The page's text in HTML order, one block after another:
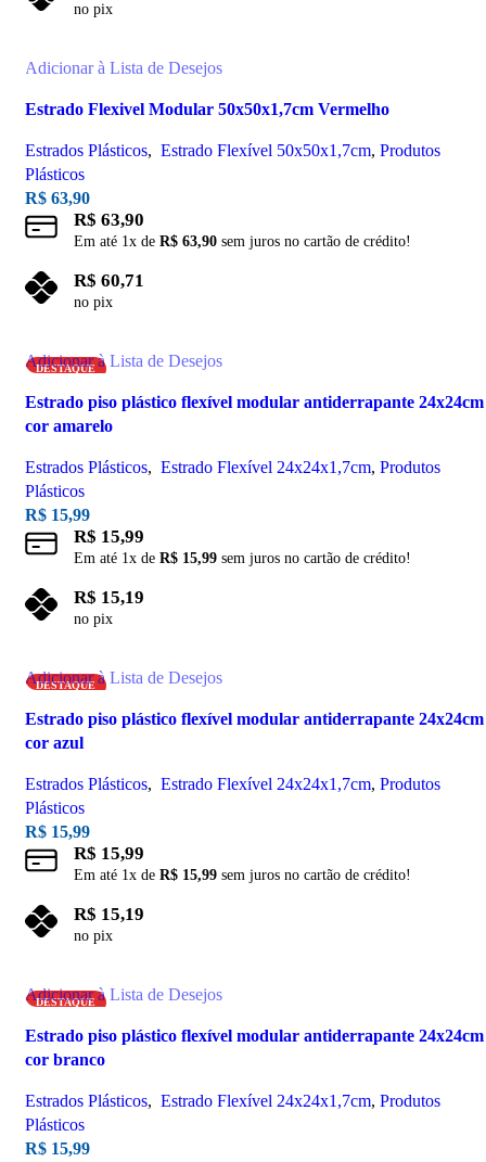
no pix
Adicionar à Lista de Desejos
Estrado Flexivel Modular 50x50x1,7cm Vermelho
Estrados Plásticos, Estrado Flexível 50x50x1,7cm, Produtos
Plásticos
R$ 63,90
R$ 63,90
Em até 1x de R$ 63,90 sem juros no cartão de crédito!
R$ 60,71
no pix
DESTAQUE
Adicionar à Lista de Desejos
Estrado piso plástico flexível modular antiderrapante 24x24cm
cor amarelo
Estrados Plásticos, Estrado Flexível 24x24x1,7cm, Produtos
Plásticos
R$ 15,99
R$ 15,99
Em até 1x de R$ 15,99 sem juros no cartão de crédito!
R$ 15,19
no pix
DESTAQUE
Adicionar à Lista de Desejos
Estrado piso plástico flexível modular antiderrapante 24x24cm
cor azul
Estrados Plásticos, Estrado Flexível 24x24x1,7cm, Produtos
Plásticos
R$ 15,99
R$ 15,99
Em até 1x de R$ 15,99 sem juros no cartão de crédito!
R$ 15,19
no pix
DESTAQUE
Adicionar à Lista de Desejos
Estrado piso plástico flexível modular antiderrapante 24x24cm
cor branco
Estrados Plásticos, Estrado Flexível 24x24x1,7cm, Produtos
Plásticos
R$ 15,99